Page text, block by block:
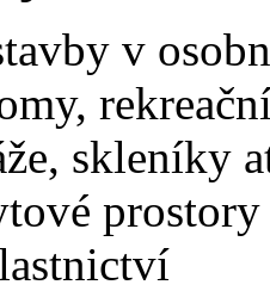
v
skleníky